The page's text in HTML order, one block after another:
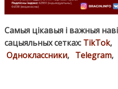
Самыя цікавыя і важныя
сацыяльных сетках: TikTok,
Одноклассники, Telegram,